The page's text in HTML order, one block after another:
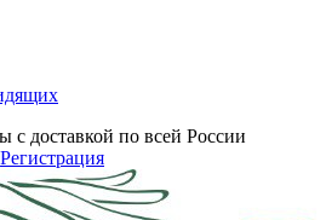
с доставкой по всей России
Регистрация